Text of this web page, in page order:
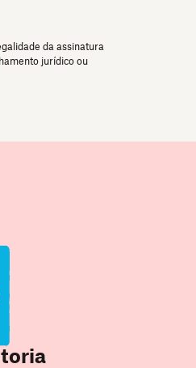
da assinatura
jurídico ou